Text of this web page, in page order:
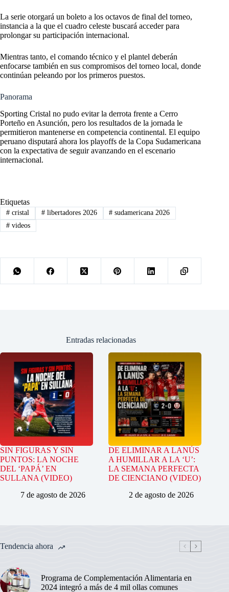
La serie otorgará un boleto a los octavos de final del torneo,
instancia a la que el cuadro celeste buscará acceder para
prolongar su participación internacional.
Mientras tanto, el comando técnico y el plantel deberán
enfocarse también en sus compromisos del torneo local, donde
continúan peleando por los primeros puestos.
Panorama
Sporting Cristal no pudo evitar la derrota frente a Cerro
Porteño en Asunción, pero los resultados de la jornada le
permitieron mantenerse en competencia continental. El equipo
peruano disputará ahora los playoffs de la Copa Sudamericana
con la expectativa de seguir avanzando en el escenario
internacional.
Etiquetas
#cristal #libertadores 2026 # sudamericana 2026
#videos
Entradas relacionadas
SIN FIGURAS Y SIN
PUNTOS: LA NOCHE
DEL ‘PAPÁ’ EN
SULLANA (VIDEO)
7 de agosto de 2026
DE ELIMINAR A LANÚS
A HUMILLAR A LA ‘U’:
LA SEMANA PERFECTA
DE CIENCIANO (VIDEO)
2 de agosto de 2026
Tendencia ahora
Programa de Complementación Alimentaria en
2024 integró a más de 4 mil ollas comunes